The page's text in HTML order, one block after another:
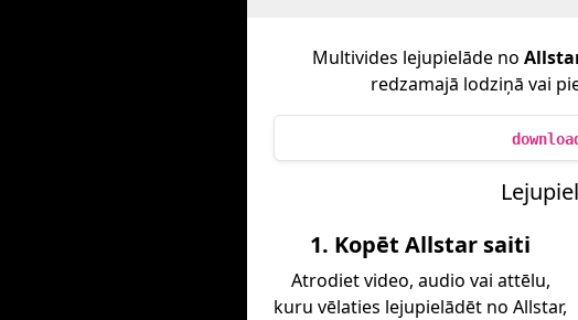
Multivides lejupielāde no
redzamajā lodziņā vai
1. Kopēt Allstar saiti
Atrodiet video, audio vai attēlu,
kuru vēlaties lejupielādēt no Allstar,